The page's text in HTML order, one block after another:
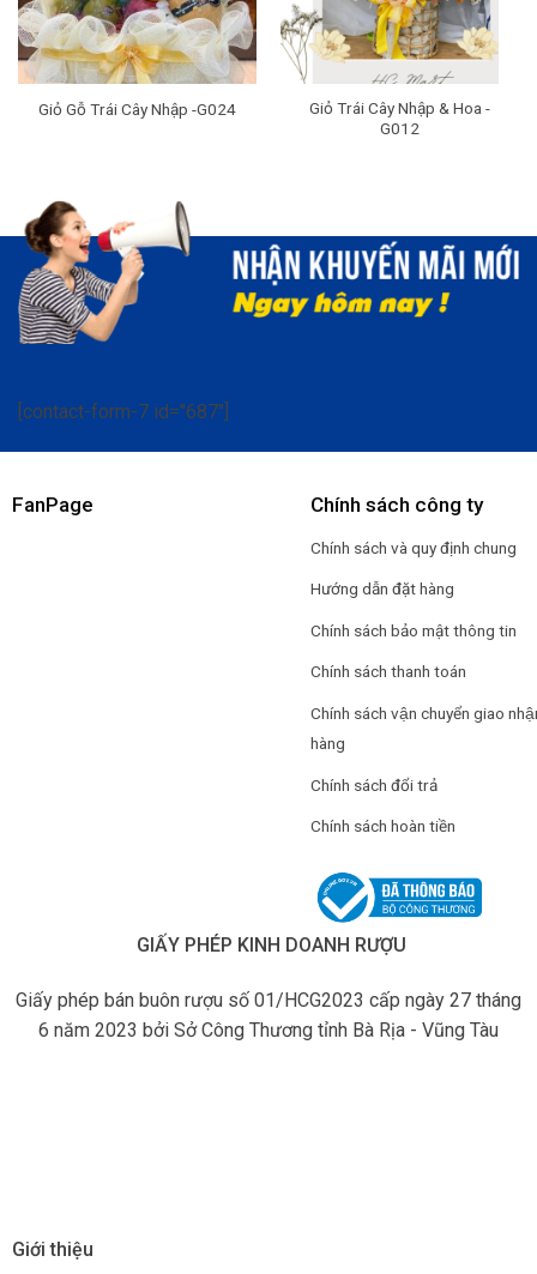
Giỏ Gỗ Trái Cây Nhập -G024
Giỏ Trái Cây Nhập & Hoa -
G012
[contact-form-7 id="687"]
FanPage Chính sách công ty
Chính sách và quy định chung
Hướng dẫn đặt hàng
Chính sách bảo mật thông tin
Chính sách thanh toán
Chính sách vận chuyển giao
hàng
Chính sách đổi trả
Chính sách hoàn tiền
GIẤY PHÉP KINH DOANH RƯỢU
Giấy phép bán buôn rượu số 01/HCG2023 cấp ngày 27 tháng
6 năm 2023 bởi Sở Công Thương tỉnh Bà Rịa - Vũng Tàu
Giới thiệu